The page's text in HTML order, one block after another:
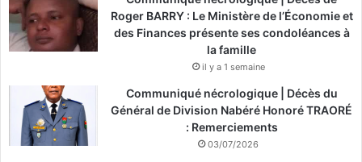
Roger BARRY : Le Ministère de l’Économie et
des Finances présente ses condoléances à
la famille
il y a 1 semaine
Communiqué nécrologique | Décès du
Général de Division Nabéré Honoré TRAORÉ
: Remerciements
03/07/2026